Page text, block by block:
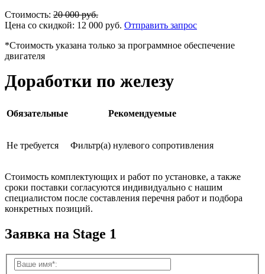
Стоимость: 20 000руб.
Цена со скидкой: 12 000 руб. Отправить запрос
*Стоимость указана только за программное обеспечение
двигателя
Доработки по железу
Обязательные Рекомендуемые
Не требуется Фильтр(а) нулевого сопротивления
Стоимость комплектующих и работ по установке, а также
сроки поставки согласуются индивидуально с нашим
специалистом после составления перечня работ и подбора
конкретных позиций.
Заявка на Stage 1